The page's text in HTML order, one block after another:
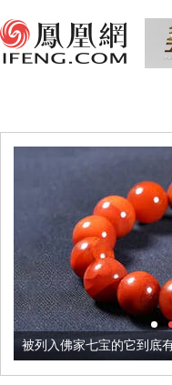
被列入佛家七宝的它到底